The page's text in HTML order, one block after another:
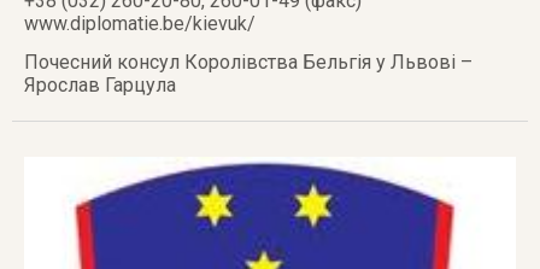
www.diplomatie.be/kievuk/
Почесний консул Королівства Бельгія у Львові –
Ярослав Гарцула